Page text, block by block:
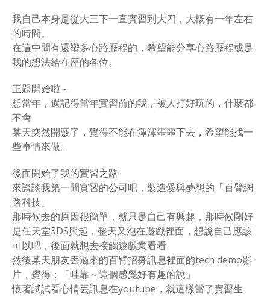
我自己本身是從大三下一直實習到大四，大概有一年左右
的時間。
在這中間有還蠻多心路歷程的，希望能分享心路歷程或是
我的想法給在座的各位。
正題開始啦～
想當年，還記得當年實習前的我，被人打好玩的，什麼都
不會
某天突然開竅了，覺得不能在渾渾噩噩下去，希望能找一
些事情來做。
後面開始了我的實習之路
來談談我第一間實習的公司吧，製造愛與夢想的「百臂網
路科技」
那時候去的原因很簡單，就只是自己有興趣，那時候剛好
是任天堂3DS興起，整天又泡在遊戲裡面，想說自己應該
可以吧，後面就想去接觸遊戲業看看
然後某天朋友丟過來的百臂招募訊息裡面的tech demo影
片，覺得：「哇靠～這個感覺好有趣的說」
懷著試試看心情丟訊息在youtube，就這樣當了實習生